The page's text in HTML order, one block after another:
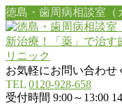
徳島・歯周病相談室（
お気軽にお問い合わせ
TEL 0120-928-658
受付時間 9:00～13:00